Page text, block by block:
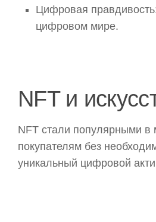
Цифровая
цифровом мире.
NFT и
NFT стали популярными в
покупателям без
уникальный цифровой